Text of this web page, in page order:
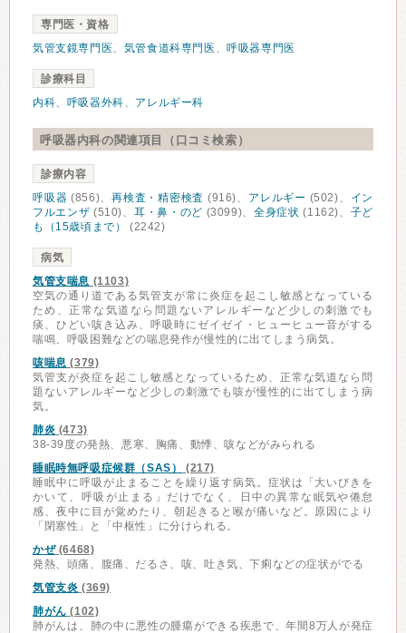
専門医・資格
気管支鏡専門医、 気管食道科専門医 、呼吸器専門医
診療科目
内科、 呼吸器外科、 アレルギー科
呼吸器内科の関連項目（口コミ検索）
診療内容
呼吸器 (856)、再検査・精密検査 (916)、 アレルギー (502)、 イン
フルエンザ (510)、 耳・鼻・のど (3099)、 全身症状 (1162)、 子ど
も（15歳頃まで）
(2242)
病気
気管支喘息 (1103)
空気の通り道である気管支が常に炎症を起こし敏感となっている
ため、正常な気道なら問題ないアレルギーなど少しの刺激でも
痰、ひどい咳き込み、呼吸時にゼイゼイ・ヒューヒュー音がする
喘鳴、呼吸困難などの喘息発作が慢性的に出てしまう病気。
咳喘息 (379)
気管支が炎症を起こし敏感となっているため、正常な気道なら問
題ないアレルギーなど少しの刺激でも咳が慢性的に出てしまう病
気。
肺炎 (473)
38-39度の発熱、悪寒、胸痛、動悸、咳などがみられる
睡眠時無呼吸症候群（SAS）
(217)
睡眠中に呼吸が止まることを繰り返す病気。症状は「大いびきを
かいて、呼吸が止まる」だけでなく、日中の異常な眠気や倦怠
感、夜中に目が覚めたり、朝起きると喉が痛いなど。原因により
「閉塞性」と「中枢性」に分けられる。
かぜ(6468)
発熱、頭痛、腹痛、だるさ、咳、吐き気、下痢などの症状がでる
気管支炎 (369)
肺がん (102)
肺がんは、肺の中に悪性の腫瘍ができる疾患で、年間8万人が発症